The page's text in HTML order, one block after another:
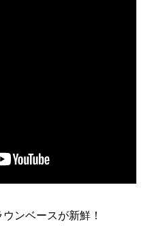
ンベースが新鮮！